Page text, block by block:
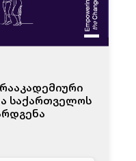
საქართველოს